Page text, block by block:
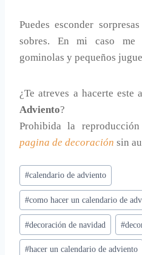
Puedes esconder
sobres. En mi caso me
gominolas y pequeños
¿Te atreves a hacerte este
Adviento?
Prohibida la
pagina de decoración sin
Etiquetas
de
la
entrada:
#calendario de adviento
#como hacer un calendario de
#decoración de navidad #
#hacer un calendario de adviento